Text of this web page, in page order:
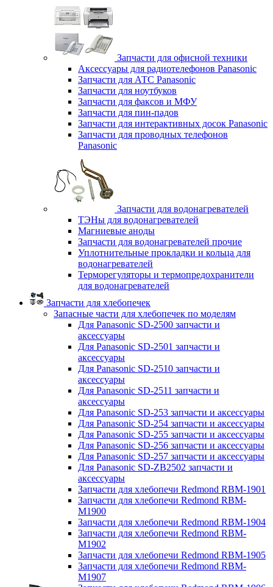
Запчасти для офисной техники
Аксессуары для радиотелефонов Panasonic
Запчасти для АТС Panasonic
Запчасти для ноутбуков
Запчасти для факсов и МФУ
Запчасти для пин-падов
Запчасти для интерактивных досок Panasonic
Запчасти для проводных телефонов
Panasonic
Запчасти для водонагревателей
ТЭНы для водонагревателей
Магниевые аноды
Запчасти для водонагревателей прочие
Уплотнительные прокладки и кольца для
водонагревателей
Терморегуляторы и термопредохранители
для водонагревателей
Запчасти для хлебопечек
Запасные части для хлебопечек по моделям
Для Panasonic SD-2500 запчасти и
аксессуары
Для Panasonic SD-2501 запчасти и
аксессуары
Для Panasonic SD-2510 запчасти и
аксессуары
Для Panasonic SD-2511 запчасти и
аксессуары
Для Panasonic SD-253 запчасти и аксессуары
Для Panasonic SD-254 запчасти и аксессуары
Для Panasonic SD-255 запчасти и аксессуары
Для Panasonic SD-256 запчасти и аксессуары
Для Panasonic SD-257 запчасти и аксессуары
Для Panasonic SD-ZB2502 запчасти и
аксессуары
Запчасти для хлебопечи Redmond RBM-1901
Запчасти для хлебопечи Redmond RBM-
M1900
Запчасти для хлебопечи Redmond RBM-1904
Запчасти для хлебопечи Redmond RBM-
M1902
Запчасти для хлебопечи Redmond RBM-1905
Запчасти для хлебопечи Redmond RBM-
M1907